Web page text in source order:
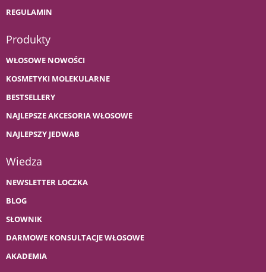
REGULAMIN
Produkty
WŁOSOWE NOWOŚCI
KOSMETYKI MOLEKULARNE
BESTSELLERY
NAJLEPSZE AKCESORIA WŁOSOWE
NAJLEPSZY JEDWAB
Wiedza
NEWSLETTER LOCZKA
BLOG
SŁOWNIK
DARMOWE KONSULTACJE WŁOSOWE
AKADEMIA